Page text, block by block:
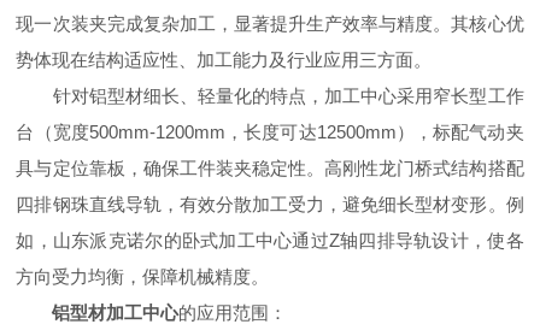
现一次装夹完成复杂加工，显著提升生产效率与精度。其核心优
势体现在结构适应性、加工能力及行业应用三方面。
针对铝型材细长、轻量化的特点，加工中心采用窄长型工作
台（宽度500mm-1200mm，长度可达12500mm），标配气动夹
具与定位靠板，确保工件装夹稳定性。高刚性龙门桥式结构搭配
四排钢珠直线导轨，有效分散加工受力，避免细长型材变形。例
如，山东派克诺尔的卧式加工中心通过Z轴四排导轨设计，使各
方向受力均衡，保障机械精度。
铝型材加工中心的应用范围：